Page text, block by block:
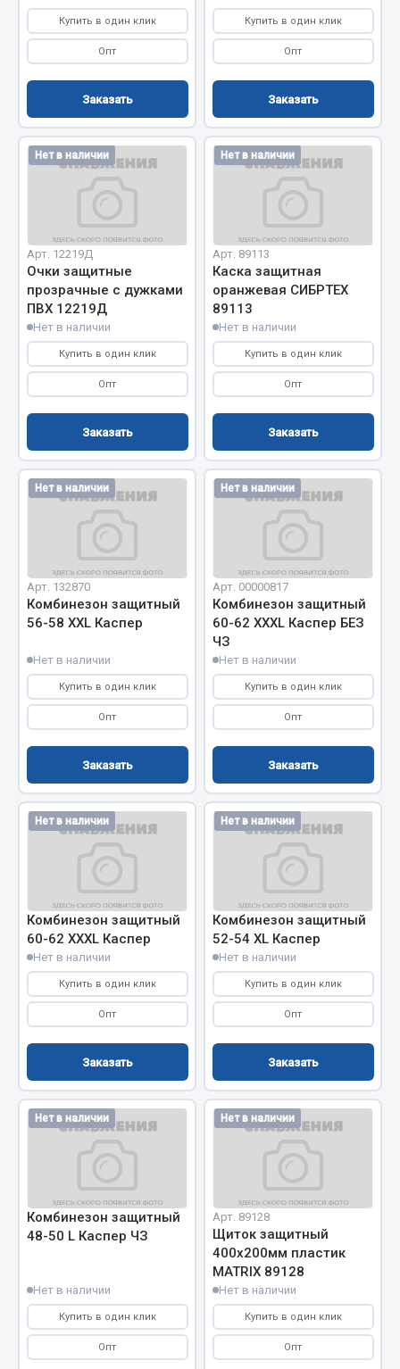
Весь раздел
Запчасти МАЗ
Система питания
Подвеска
Тормозная система
Двигатель
Электрооборудование
Показать ещё
Весь раздел
Запчасти Урал
Двигатель
Мост задний
Система питания
Тормозная система
Показать ещё
Весь раздел
Запчасти ЯМЗ
Система выпуска газа
Система охлаждения
Тормозная система
Показать ещё
Весь раздел
Запчасти HOWO
Двигатель
Подвеска
Сцепление
Показать ещё
Весь раздел
Запчасти SHAANXI (SHACMAN)
Купить в один клик
Опт
Заказать
Купить в один клик
Опт
Заказать
Нет в наличии
Арт. 12219Д
Очки защитные
прозрачные с дужками
ПВХ 12219Д
Нет в наличии
Купить в один клик
Опт
Заказать
Нет в наличии
Арт. 89113
Каска защитная
оранжевая СИБРТЕХ
89113
Нет в наличии
Купить в один клик
Опт
Заказать
Нет в наличии
Арт. 132870
Комбинезон защитный
56-58 XХL Каспер
Нет в наличии
Купить в один клик
Опт
Заказать
Нет в наличии
Арт. 00000817
Комбинезон защитный
60-62 XXXL Каспер БЕЗ
ЧЗ
Нет в наличии
Купить в один клик
Опт
Заказать
Нет в наличии
Комбинезон защитный
60-62 XXXL Каспер
Нет в наличии
Купить в один клик
Опт
Заказать
Нет в наличии
Комбинезон защитный
52-54 XL Каспер
Нет в наличии
Купить в один клик
Опт
Заказать
Нет в наличии
Комбинезон защитный
48-50 L Каспер ЧЗ
Нет в наличии
Купить в один клик
Опт
Нет в наличии
Арт. 89128
Щиток защитный
400х200мм пластик
MATRIX 89128
Нет в наличии
Купить в один клик
Опт